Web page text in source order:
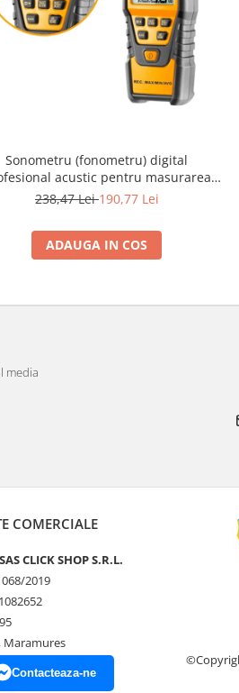
Sonometru (fonometru) digital
acustic pentru masurarea
nivelului de sunet
238,47 Lei190,77 Lei
ADAUGA IN COS
media
COMERCIALE
CLICK SHOP S.R.L.
2019
Maramures
Contacteaza-ne